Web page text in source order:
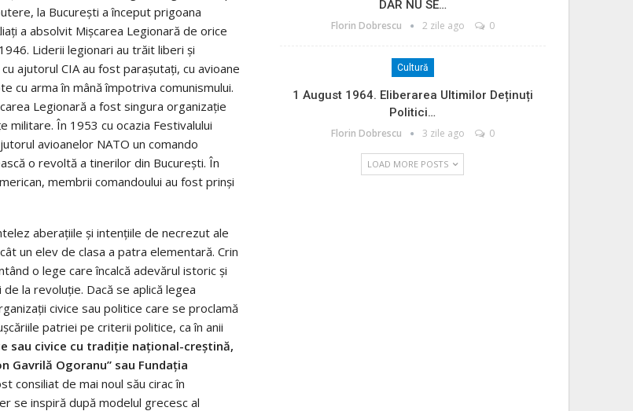
la Bucureşti a început prigoana
a absolvit Mişcarea Legionară de orice
Liderii legionari au trăit liberi şi
ajutorul CIA au fost paraşutaţi, cu avioane
cu arma în mână împotriva comunismului.
Legionară a fost singura organizaţie
militare. În 1953 cu ocazia Festivalului
avioanelor NATO un comando
o revoltă a tinerilor din Bucureşti. În
membrii comandoului au fost prinşi
aberaţiile şi intenţiile de necrezut ale
un elev de clasa a patra elementară. Crin
o lege care încalcă adevărul istoric şi
la revoluţie. Dacă se aplică legea
civice sau politice care se proclamă
patriei pe criterii politice, ca în anii
sau civice cu tradiţie naţional-creştină,
Gavrilă Ogoranu” sau Fundaţia
consiliat de mai noul său cirac în
se inspiră după modelul grecesc al
DAR NU SE…
Florin Dobrescu 2 zile ago 0
Cultură
1 August 1964. Eliberarea Ultimilor Deținuți
Politici…
Florin Dobrescu 3 zile ago 0
LOAD MORE POSTS